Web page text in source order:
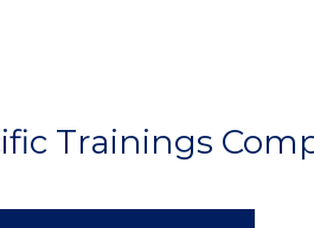
Trainings